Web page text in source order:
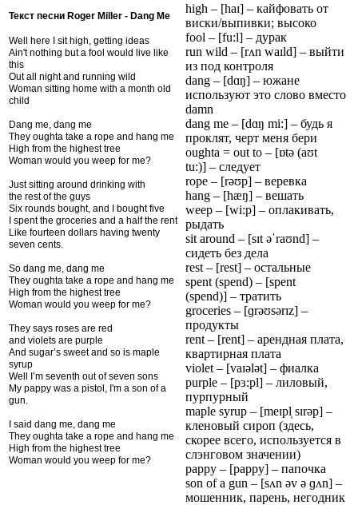
Текст песни Roger Miller - Dang Me
Well here I sit high, getting ideas
Ain't nothing but a fool would live like
this
Out all night and running wild
Woman sitting home with a month old
child
Dang me, dang me
They oughta take a rope and hang me
High from the highest tree
Woman would you weep for me?
Just sitting around drinking with
the rest of the guys
Six rounds bought, and I bought five
I spent the groceries and a half the rent
Like fourteen dollars having twenty
seven cents.
So dang me, dang me
They oughta take a rope and hang me
High from the highest tree
Woman would you weep for me?
They says roses are red
and violets are purple
And sugar’s sweet and so is maple
syrup
Well I’m seventh out of seven sons
My pappy was a pistol, I'm a son of a
gun.
I said dang me, dang me
They oughta take a rope and hang me
High from the highest tree
Woman would you weep for me?
high – [haɪ] – кайфовать от
виски/выпивки; высоко
fool – [fu:l] – дурак
run wild – [rʌn waɪld] – выйти
из под контроля
dang – [dɑŋ] – южане
используют это слово вместо
damn
dang me – [dɑŋ mi:] – будь я
проклят, черт меня бери
oughta = out to – [ɒtə (aʊt
tu:)] – следует
rope – [rəʊp] – веревка
hang – [hæŋ] – вешать
weep – [wi:p] – оплакивать,
рыдать
sit around – [sɪt əˈraʊnd] –
сидеть без дела
rest – [rest] – остальные
spent (spend) – [spent
(spend)] – тратить
groceries – [ɡrəʊsərɪz] –
продукты
rent – [rent] – арендная плата,
квартирная плата
violet – [vaɪələt] – фиалка
purple – [pɜ:pl] – лиловый,
пурпурный
maple syrup – [meɪpl̩ sɪrəp] –
кленовый сироп (здесь,
скорее всего, используется в
слэнговом значении)
pappy – [pappy] – папочка
son of a gun – [sʌn əv ə ɡʌn] –
мошенник, парень, негодник